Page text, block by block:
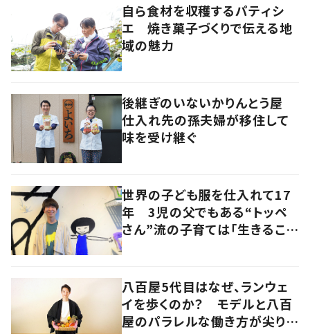
自ら食材を収穫するパティシ
エ 焼き菓子づくりで伝える地
域の魅力
後継ぎのいないかりんとう屋
仕入れ先の孫夫婦が移住して
味を受け継ぐ
世界の子ども服を仕入れて17
年 3児の父でもある“トッペ
さん”流の子育ては「生きること
八百屋5代目はなぜ、ランウェ
イを歩くのか？ モデルと八百
屋のパラレルな働き方が尖り続